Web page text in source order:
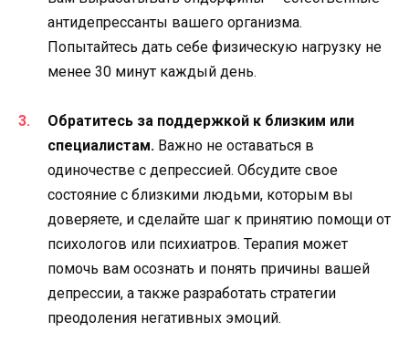
антидепрессанты вашего организма.
Попытайтесь дать себе физическую нагрузку не
менее 30 минут каждый день.
Обратитесь за поддержкой к близким или
специалистам. Важно не оставаться в
одиночестве с депрессией. Обсудите свое
состояние с близкими людьми, которым вы
доверяете, и сделайте шаг к принятию помощи от
психологов или психиатров. Терапия может
помочь вам осознать и понять причины вашей
депрессии, а также разработать стратегии
преодоления негативных эмоций.